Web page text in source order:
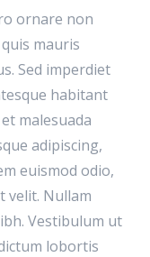
ornare non
mauris
Sed imperdiet
habitant
malesuada
adipiscing,
euismod odio,
velit. Nullam
Vestibulum ut
lobortis